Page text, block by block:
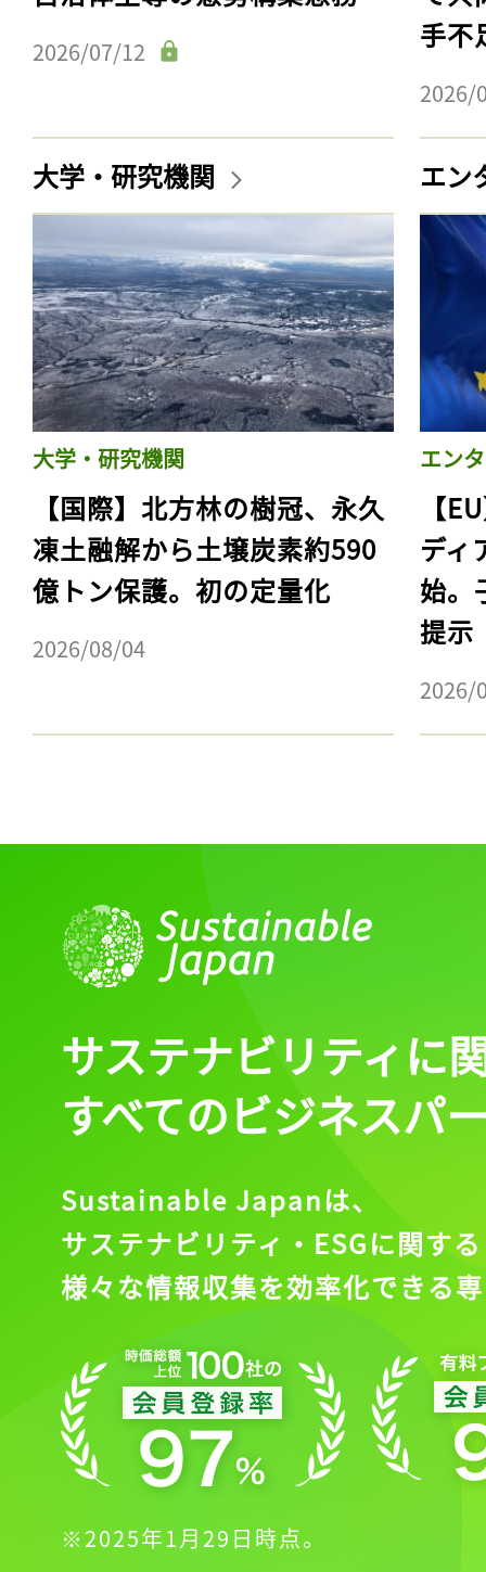
2026/07/12
手不
2026/
大学・研究機関
大学・研究機関
【国際】北方林の樹冠、永久
凍土融解から土壌炭素約590
億トン保護。初の定量化
2026/08/04
エン
エン
【
ディ
始。
提示
2026/
サステナビリティに
すべてのビジネスパ
Sustainable Japanは、
サステナビリティ・ESGに関する
様々な情報収集を効率化できる
※2025年1月29日時点。